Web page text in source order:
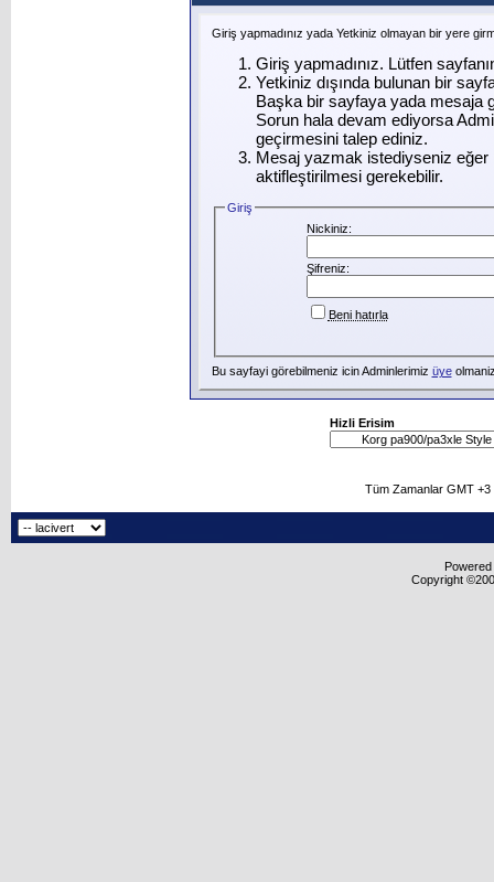
Giriş yapmadınız yada Yetkiniz olmayan bir yere
Giriş yapmadınız. Lütfen
Yetkiniz dışında bulunan bir
Başka bir sayfaya yada mesaja
Sorun hala devam ediyorsa
geçirmesini talep ediniz.
Mesaj yazmak istediyseniz eğer
aktifleştirilmesi gerekebilir.
Giriş
Nickiniz:
Şifreniz:
Beni hatırla
Bu sayfayi görebilmeniz icin Adminlerimiz üye
Hizli Erisim
Tüm Zamanlar GMT
Copyright